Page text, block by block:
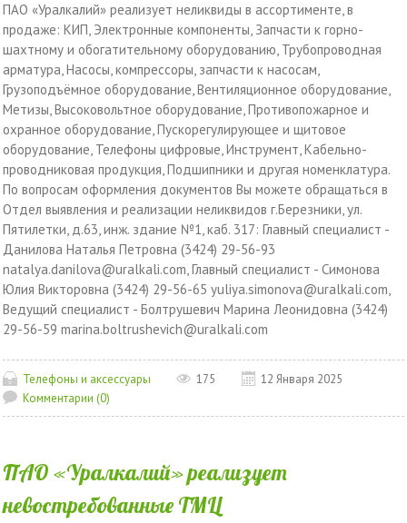
ПАО «Уралкалий» реализует неликвиды в ассортименте, в
продаже: КИП, Электронные компоненты, Запчасти к горно-
шахтному и обогатительному оборудованию, Трубопроводная
арматура, Насосы, компрессоры, запчасти к насосам,
Грузоподъёмное оборудование, Вентиляционное оборудование,
Метизы, Высоковольтное оборудование, Противопожарное и
охранное оборудование, Пускорегулирующее и щитовое
оборудование, Телефоны цифровые, Инструмент, Кабельно-
проводниковая продукция, Подшипники и другая номенклатура.
По вопросам оформления документов Вы можете обращаться в
Отдел выявления и реализации неликвидов г.Березники, ул.
Пятилетки, д.63, инж. здание №1, каб. 317: Главный специалист -
Данилова Наталья Петровна (3424) 29-56-93
natalya.danilova@uralkali.com, Главный специалист - Симонова
Юлия Викторовна (3424) 29-56-65 yuliya.simonova@uralkali.com,
Ведущий специалист - Болтрушевич Марина Леонидовна (3424)
29-56-59 marina.boltrushevich@uralkali.com
Телефоны и аксессуары 175
12 Января 2025
Комментарии (0)
ПАО «Уралкалий» реализует
невостребованные ТМЦ